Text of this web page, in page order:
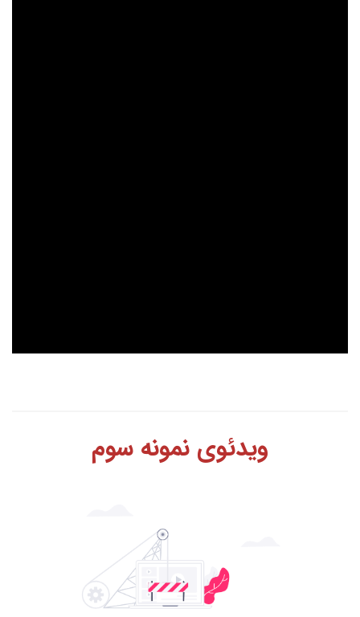
ویدئوی نمونه سوم